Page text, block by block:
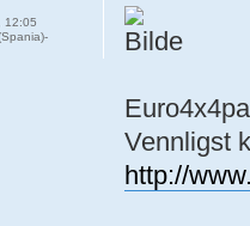
Vennligst
http://
12:05